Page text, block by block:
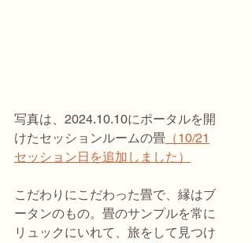
写真は、2024.10.10にポータルを開
けたセッションルームの畳 （10/21
セッション日を追加しました）
こだわりにこだわった畳で、縁はブ
ータンのもの。畳のサンプルを常に
リュックにいれて、旅をして見つけ